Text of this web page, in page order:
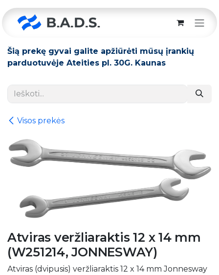
Šią prekę gyvai galite apžiūrėti mūsų įrankių
parduotuvėje Ateities pl. 30G. Kaunas
Visos prekės
Atviras veržliaraktis 12 x 14 mm
(W251214, JONNESWAY)
Atviras (dvipusis) veržliaraktis 12 x 14 mm Jonnesway